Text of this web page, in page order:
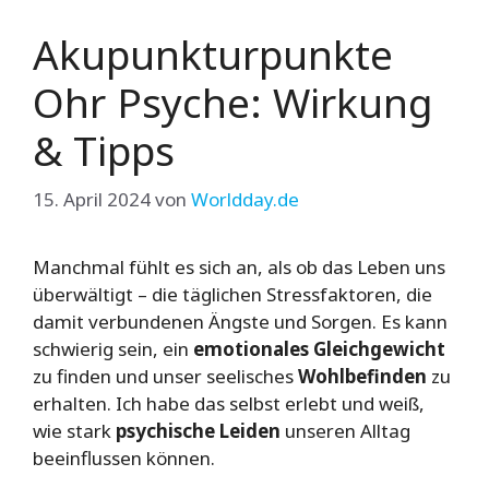
Akupunkturpunkte
Ohr Psyche: Wirkung
& Tipps
15. April 2024von Worldday.de
Manchmal fühlt es sich an, als ob das Leben uns
überwältigt – die täglichen Stressfaktoren, die
damit verbundenen Ängste und Sorgen. Es kann
schwierig sein, ein emotionales Gleichgewicht
zu finden und unser seelischesWohlbefinden zu
erhalten. Ich habe das selbst erlebt und weiß,
wie stark psychische Leiden unseren Alltag
beeinflussen können.